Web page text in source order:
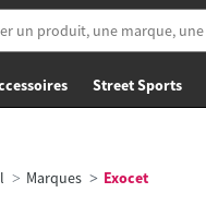
Street Sports
Marques Exocet